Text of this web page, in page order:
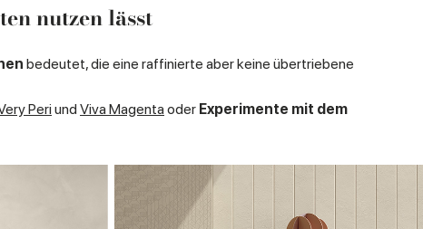
nutzen lässt
bedeutet, die eine raffinierte aber keine übertriebene
Periund Viva Magenta oder Experimente mit dem